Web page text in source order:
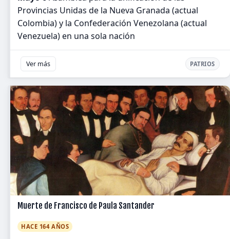
Provincias Unidas de la Nueva Granada (actual
Colombia) y la Confederación Venezolana (actual
Venezuela) en una sola nación
Ver más PATRIOS
Muerte de Francisco de Paula Santander
HACE 164 AÑOS